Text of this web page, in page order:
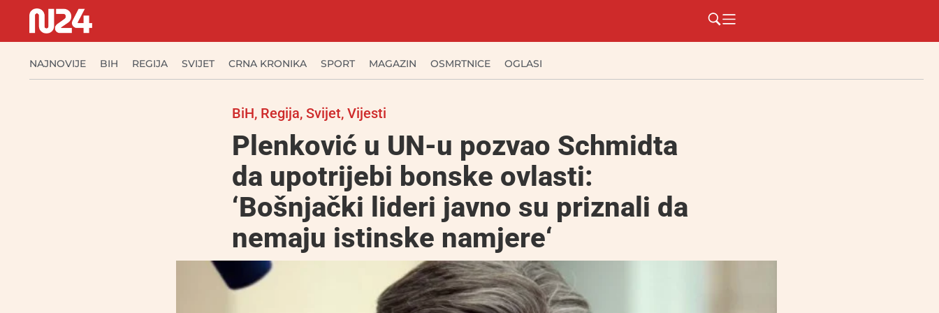
NAJNOVIJE BIH REGIJA SVIJET CRNA KRONIKA SPORT MAGAZIN OSMRTNICE OGLASI
BiH, Regija, Svijet, Vijesti
Plenković u UN-u pozvao Schmidta
da upotrijebi bonske ovlasti:
‘Bošnjački lideri javno su priznali da
nemaju istinske namjere‘